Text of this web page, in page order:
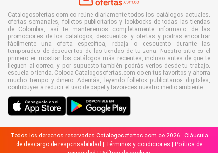
Catalogosofertas.com.co reúne diariamente todos los catálogos actuales,
ofertas semanales, folletos publicitarios y lookbooks de todas las tiendas
de Colombia, así te mantenemos completamente informado de las
promociones de los catálogos, descuentos y ofertas y podrás encontrar
fácilmente una oferta específica, rebaja o descuento durante las
temporadas de descuentos de las tiendas de tu zona. Nuestro sitio es el
primero en mostrar los catálogos más recientes, incluso antes de que te
lleguen al correo, y por supuesto también podrás verlos desde tu trabajo,
escuela o tienda. Coloca Catalogosofertas.com.co en tus favoritos y ahorra
mucho tiempo y dinero. Además, leyendo folletos publicitarios digitales,
contribuyes a reducir el uso de papel y favoreces nuestro medio ambiente.
Todos los derechos reservados Catalogosofertas.com.co 2026 | Cláusula
de descargo de responsabilidad
Términos y condiciones
Política de